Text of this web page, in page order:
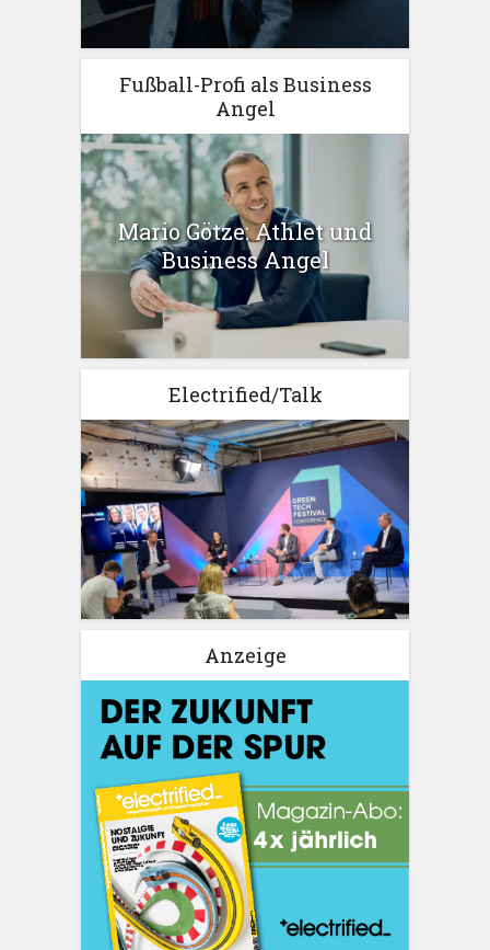
Fußball-Profi als Business
Angel
Mario Götze: Athlet und
Business Angel
Electrified/Talk
Anzeige